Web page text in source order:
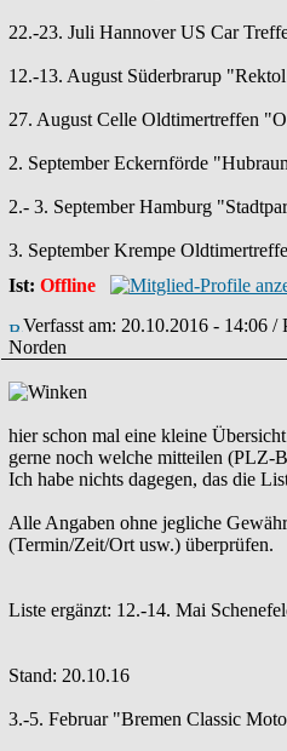
22.-23. Juli Hannover US Car
12.-13. August Süderbrarup
27. August Celle Oldtimertreffen
2. September Eckernförde
2.- 3. September Hamburg
3. September Krempe
Ist: Offline
Verfasst am: 20.10.2016 - 14:06 /
Norden
hier schon mal eine kleine
gerne noch welche mitteilen (PLZ-
Ich habe nichts dagegen, das die
Alle Angaben ohne jegliche
(Termin/Zeit/Ort usw.) überprüfen.
Liste ergänzt: 12.-14. Mai
Stand: 20.10.16
3.-5. Februar "Bremen Classic